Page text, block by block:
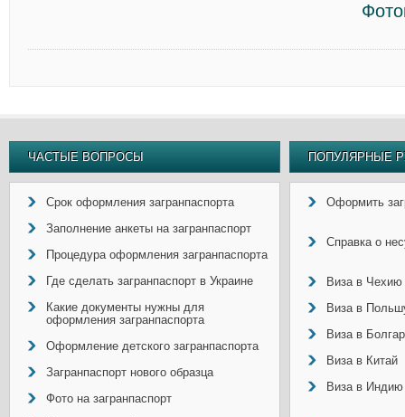
ЧАСТЫЕ ВОПРОСЫ
Срок оформления загранпаспорта
Заполнение анкеты на загранпаспорт
Процедура оформления загранпаспорта
Где сделать загранпаспорт в Украине
Какие документы нужны для
оформления загранпаспорта
Оформление детского загранпаспорта
Загранпаспорт нового образца
Фото на загранпаспорт
ПОПУЛЯРНЫЕ
Оформить
Справка о
Виза в Чехию
Виза в
Виза в
Виза в Китай
Виза в Индию